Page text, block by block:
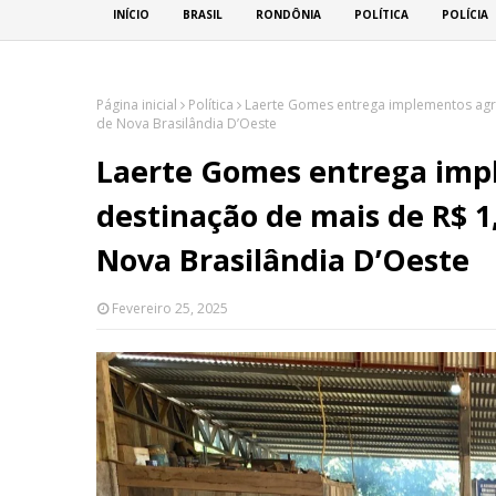
INÍCIO BRASIL RONDÔNIA POLÍTICA POLÍCIA
Página inicial Política
Laerte Gomes entrega implementos
de Nova Brasilândia D’Oeste
Laerte Gomes entrega
destinação de mais de R$
Nova Brasilândia D’Oeste
Fevereiro 25, 2025